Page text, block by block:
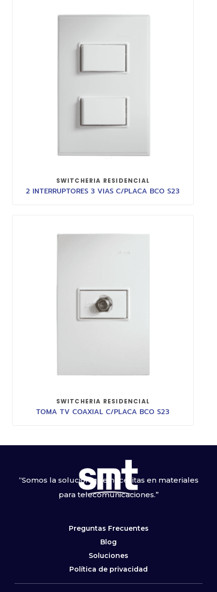
SWITCHERIA RESIDENCIAL
2 INTERRUPTORES 3 VIAS C/PLACA BCO S23
SWITCHERIA RESIDENCIAL
TOMA TV COAXIAL C/PLACA BCO S23
“Somos la solución que necesitas en materiales
para telecomunicaciones.”
Preguntas Frecuentes
Blog
Soluciones
Política de privacidad